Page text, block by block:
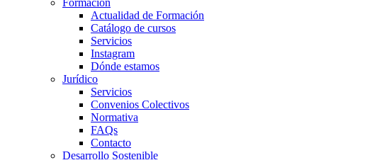
Formación
Actualidad de Formación
Catálogo de cursos
Servicios
Instagram
Dónde estamos
Jurídico
Servicios
Convenios Colectivos
Normativa
FAQs
Contacto
Desarrollo Sostenible